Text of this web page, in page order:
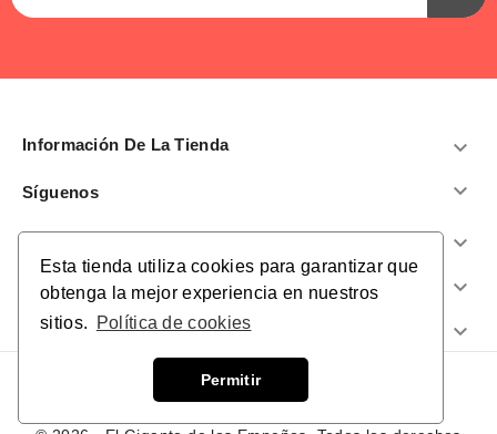
Esta tienda utiliza cookies para garantizar que
obtenga la mejor experiencia en nuestros
sitios.
Política de cookies
Permitir
Información De La Tienda 
Síguenos 

Nuestra Empresa 
¿Te Ayudamos? 